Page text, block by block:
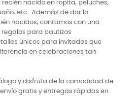
recién nacido en ropita, peluches,
etc.. Además de dar la
nacidos, contamos con una
para bautizos
únicos para invitados que
en celebraciones tan
y disfruta de la comodidad de
gratis y entregas rápidas en